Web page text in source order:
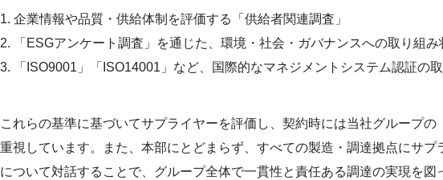
1. 企業情報や品質・供給体制を評価する「供給者関連調査」
2. 「ESGアンケート調査」を通じた、環境・社会・ガバナンスへの取り組み
3. 「ISO9001」「ISO14001」など、国際的なマネジメントシステム認証の
これらの基準に基づいてサプライヤーを評価し、契約時には当社グループの
重視しています。また、本部にとどまらず、すべての製造・調達拠点にサ
について対話することで、グループ全体で一貫性と責任ある調達の実現を図